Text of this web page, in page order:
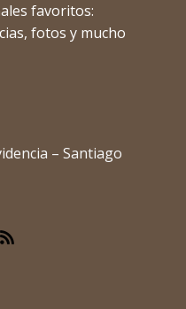
favoritos:
fotos y mucho
– Santiago